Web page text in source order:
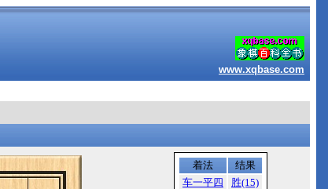
www.xqbase.com
着法
结果
车一平四
胜(15)